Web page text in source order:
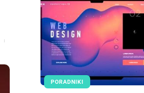
PORADNIKI